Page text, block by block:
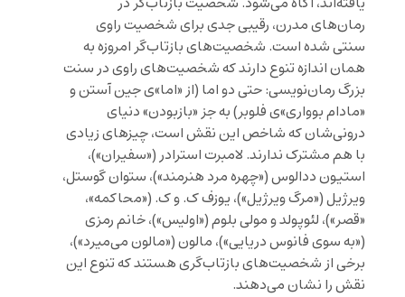
رمان‌های مدرن، رقیبی جدی برای شخصیت راوی
سنتی شده است. شخصیت‌های بازتاب‌گر امروزه به
همان اندازه تنوع دارند که شخصیت‌های راوی در سنت
بزرگ رمان‌نویسی: حتی دو اما (از «اما»ی جین آستن و
«مادام بوواری»ی فلوبر) به جز «بازبودن» دنیای
درونی‌شان که شاخص این نقش است، چیزهای زیادی
با هم مشترک ندارند. لامبرت استرادر («سفیران»)،
استیون ددالوس («چهره مرد هنرمند»)، ستوان گوستل،
ویرژیل («مرگ ویرژیل»)، یوزف ک. و ک. («محاکمه»،
«قصر»)، لئوپولد و مولی بلوم («اولیس»)، خانم رمزی
(«به سوی فانوس دریایی»)، مالون («مالون می‌میرد»)،
برخی از شخصیت‌های بازتاب‌گری هستند که تنوع این
نقش را نشان می‌دهند.